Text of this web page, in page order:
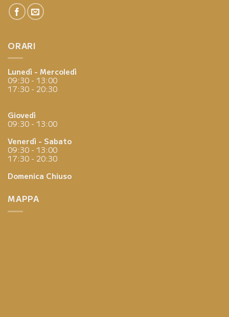
ORARI
Lunedì - Mercoledì
09:30 - 13:00
17:30 - 20:30
Giovedì
09:30 - 13:00
Venerdì - Sabato
09:30 - 13:00
17:30 - 20:30
Domenica Chiuso
MAPPA